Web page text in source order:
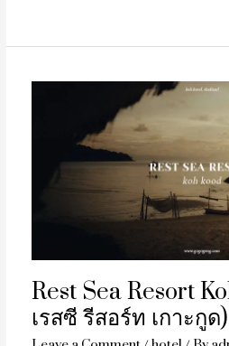
Rest Sea Resort
เรสซี รีสอร์ท เกาะกูด)
กูด)